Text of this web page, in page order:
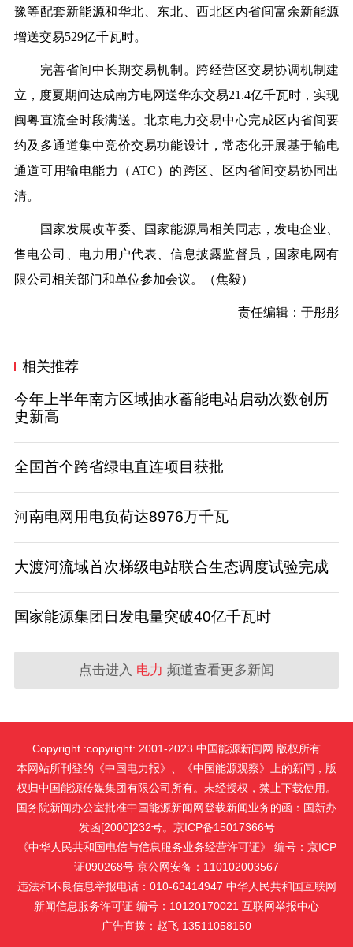
豫等配套新能源和华北、东北、西北区内省间富余新能源
增送交易529亿千瓦时。
完善省间中长期交易机制。跨经营区交易协调机制建
立，度夏期间达成南方电网送华东交易21.4亿千瓦时，实现
闽粤直流全时段满送。北京电力交易中心完成区内省间要
约及多通道集中竞价交易功能设计，常态化开展基于输电
通道可用输电能力（ATC）的跨区、区内省间交易协同出
清。
国家发展改革委、国家能源局相关同志，发电企业、
售电公司、电力用户代表、信息披露监督员，国家电网有
限公司相关部门和单位参加会议。（焦毅）
责任编辑：于彤彤
相关推荐
今年上半年南方区域抽水蓄能电站启动次数创历
史新高
全国首个跨省绿电直连项目获批
河南电网用电负荷达8976万千瓦
大渡河流域首次梯级电站联合生态调度试验完成
国家能源集团日发电量突破40亿千瓦时
点击进入 电力 频道查看更多新闻
Copyright :copyright: 2001-2023 中国能源新闻网 版权所有
本网站所刊登的《中国电力报》、《中国能源观察》上的新闻，版
权归中国能源传媒集团有限公司所有。未经授权，禁止下载使用。
国务院新闻办公室批准中国能源新闻网登载新闻业务的函：国新办
发函[2000]232号。京ICP备15017366号
《中华人民共和国电信与信息服务业务经营许可证》 编号：京ICP
证090268号 京公网安备：110102003567
违法和不良信息举报电话：010-63414947 中华人民共和国互联网
新闻信息服务许可证 编号：10120170021 互联网举报中心
广告直拨：赵飞 13511058150